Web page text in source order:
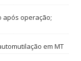
após operação;
em MT